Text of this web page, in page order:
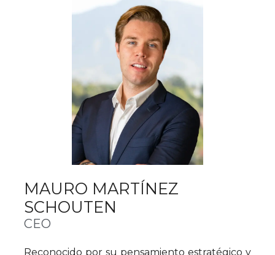
MAURO MARTÍNEZ
SCHOUTEN
CEO
Reconocido por su pensamiento estratégico y